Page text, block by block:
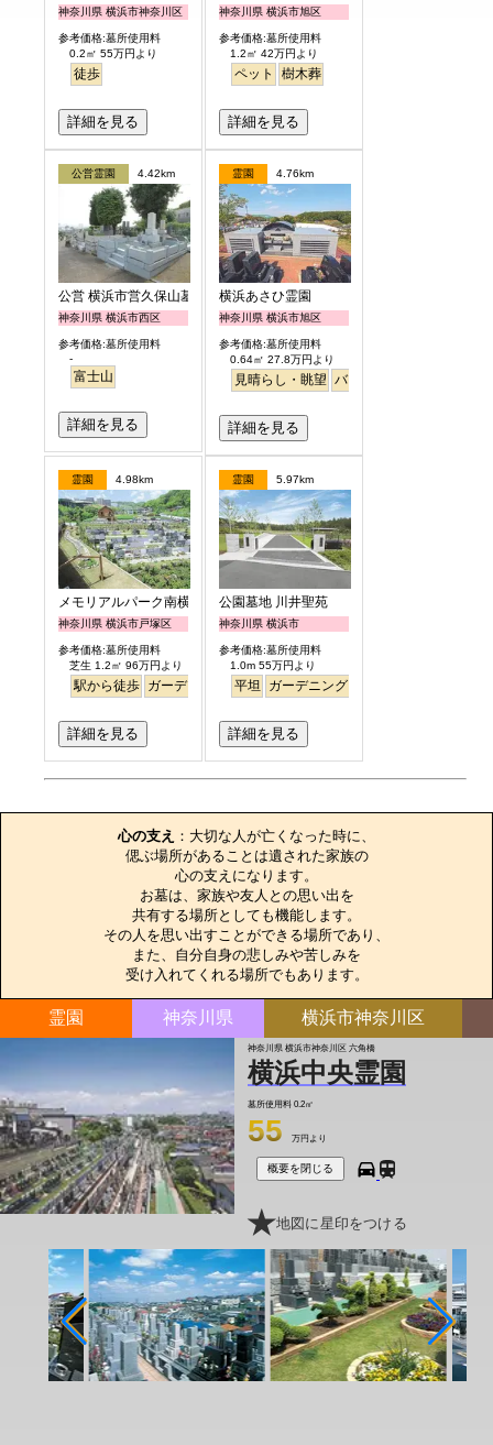
神奈川県 横浜市神奈川区
参考価格:墓所使用料
0.2㎡ 55万円より
徒歩
詳細を見る
神奈川県 横浜市旭区
参考価格:墓所使用料
1.2㎡ 42万円より
ペット 樹木葬
詳細を見る
公営霊園 4.42km
公営 横浜市営久保山墓地
神奈川県 横浜市西区
参考価格:墓所使用料
-
富士山
詳細を見る
霊園 4.76km
横浜あさひ霊園
神奈川県 横浜市旭区
参考価格:墓所使用料
0.64㎡ 27.8万円より
見晴らし・眺望 バリアフリー
詳細を見る
霊園 4.98km
メモリアルパーク南横浜
神奈川県 横浜市戸塚区
参考価格:墓所使用料
芝生 1.2㎡ 96万円より
駅から徒歩 ガーデニング バリアフリー ペット
詳細を見る
霊園 5.97km
公園墓地 川井聖苑
神奈川県 横浜市
参考価格:墓所使用料
1.0m 55万円より
平坦 ガーデニング
詳細を見る
心の支え ：大切な人が亡くなった時に、
偲ぶ場所があることは遺された家族の
心の支えになります。
お墓は、家族や友人との思い出を
共有する場所としても機能します。
その人を思い出すことができる場所であり、
また、自分自身の悲しみや苦しみを
受け入れてくれる場所でもあります。
霊園 神奈川県 横浜市神奈川区
神奈川県 横浜市神奈川区 六角橋
横浜中央霊園
墓所使用料 0.2㎡
55 万円より
概要を閉じる
地図に星印をつける